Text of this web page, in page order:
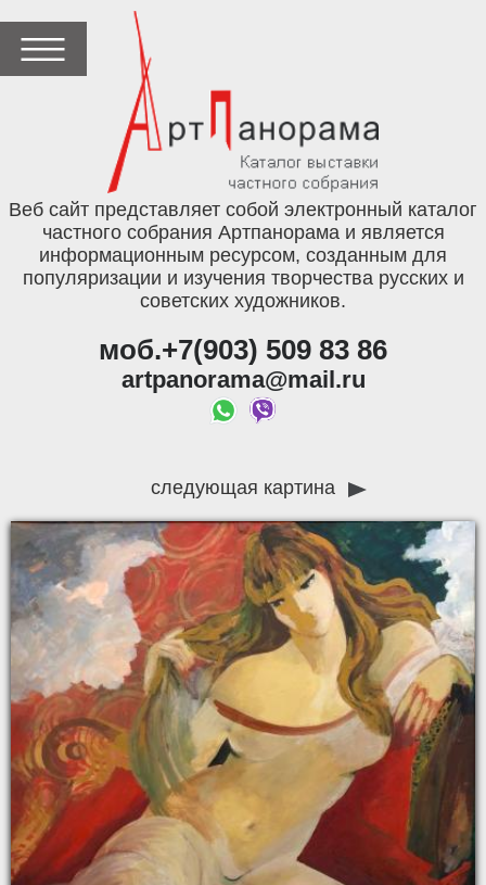
Веб сайт представляет собой электронный каталог
частного собрания Артпанорама и является
информационным ресурсом, созданным для
популяризации и изучения творчества русских и
советских художников.
моб.+7(903) 509 83 86
artpanorama@mail.ru
следующая картина